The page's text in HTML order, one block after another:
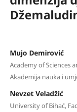
Mujo Demirović
Academy of Sciences
Akademija nauka i
Nevzet Veladžić
University of Bihać,